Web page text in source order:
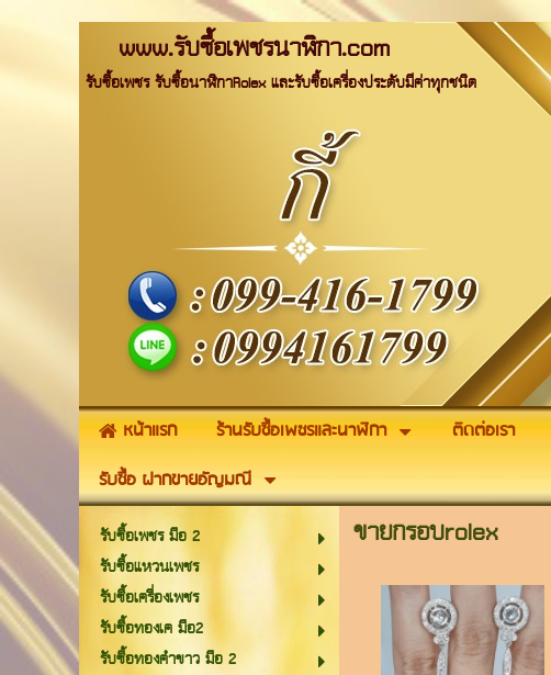
www.รับซื้อเพชรนาฬิกา.com
รับซื้อเพชร รับซื้อนาฬิกาRolex และรับซื้อเครื่องประดับมีค่าทุกชนิด
หน้าแรก ร้านรับซื้อเพชรและนาฬิกา ติดต่อเรา
รับซื้อ ฝากขายอัญมณี
รับซื้อเพชร มือ 2
รับซื้อแหวนเพชร
รับซื้อเครื่องเพชร
รับซื้อทองเค มือ2
รับซื้อทองคำขาว มือ 2
ขายกรอบrolex